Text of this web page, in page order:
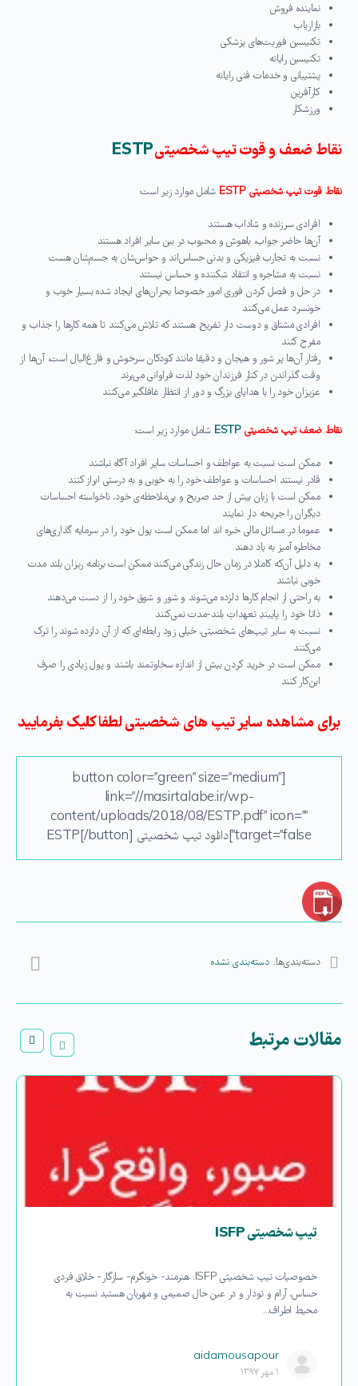
نماینده فروش
بازاریاب
تکنیسین فوریت‌های پزشکی
تکنیسین رایانه
پشتیبانی و خدمات فنی رایانه
کارآفرین
ورزشکار
نقاط ضعف و قوت تیپ شخصیتیESTP
نقاط قوت تیپ شخصیتی ESTP شامل موارد زیر است:
افرادی سرزنده و شاداب هستند
آن‌ها حاضر جواب، باهوش و محبوب در بین سایر افراد هستند
نسبت به تجارب فیزیکی و بدنی حساس‌اند و حواس‌شان به جسم‌شان هست
نسبت به مشاجره و انتقاد شکننده و حساس نیستند
در حل و فصل کردن فوری امور خصوصا بحران‌های ایجاد شده بسیار خوب و
خونسرد عمل می‌کنند
افرادی مشتاق و دوست دار تفریح هستند که تلاش می‌کنند تا همه کارها را جذاب و
مفرح کنند
رفتار آن‌ها پر شور و هیجان و دقیقا مانند کودکان سرخوش و فارغ‌البال است، آن‌ها از
وقت گذراندن در کنار فرزندان خود لذت فراوانی می‌برند
عزیزان خود را با هدایای بزرگ و دور از انتظار غافلگیر می‌کنند
نقاط ضعف تیپ شخصیتیESTP شامل موارد زیر است:
ممکن است نسبت به عواطف و احساسات سایر افراد آگاه نباشند
قادر نیستند احساسات و عواطف خود را به خوبی و به درستی ابراز کنند
ممکن است با زبان بیش از حد صریح و بی‌ملاحظه‌ی خود، ناخواسته احساسات
دیگران را جریحه دار نمایند
عموما در مسائل مالی خبره‌ اند اما ممکن است پول خود را در سرمایه گذاری‌های
مخاطره آمیز به باد دهند
به دلیل آن‌که کاملا در زمان حال زندگی می‌کنند ممکن است برنامه ریزان بلند مدت
خوبی نباشند
به راحتی از انجام کارها دلزده می‌شوند و شور و شوق خود را از دست می‌دهند
ذاتا خود را پایبندِ تعهداتِ بلند-مدت نمی‌کنند
نسبت به سایر تیپ‌های شخصیتی، خیلی زود رابطه‌ای که از آن دلزده شوند را ترک
می‌کنند
ممکن است در خرید کردن بیش از اندازه سخاوتمند باشند و پول زیادی را صرف
این‌کار کنند
برای مشاهده سایر تیپ های شخصیتی لطفا کلیک بفرمایید
[button color=”green” size=”medium”
link=”//masirtalabe.ir/wp-
content/uploads/2018/08/ESTP.pdf” icon=””
target=”false”]دانلود تیپ شخصیتی ESTP[/button]
دسته‌بندی‌ها: دسته‌بندی نشده
مقالات مرتبط
تیپ شخصیتی ISFP
خصوصیات تیپ شخصیتی ISFP: هنرمند- خونگرم- سازگار- خلاق فردی
حساس، آرام و تودار و در عین حال صمیمی و مهربان هستید نسبت به
محیط اطراف…
aidamousapour
۱ مهر ۱۳۹۷